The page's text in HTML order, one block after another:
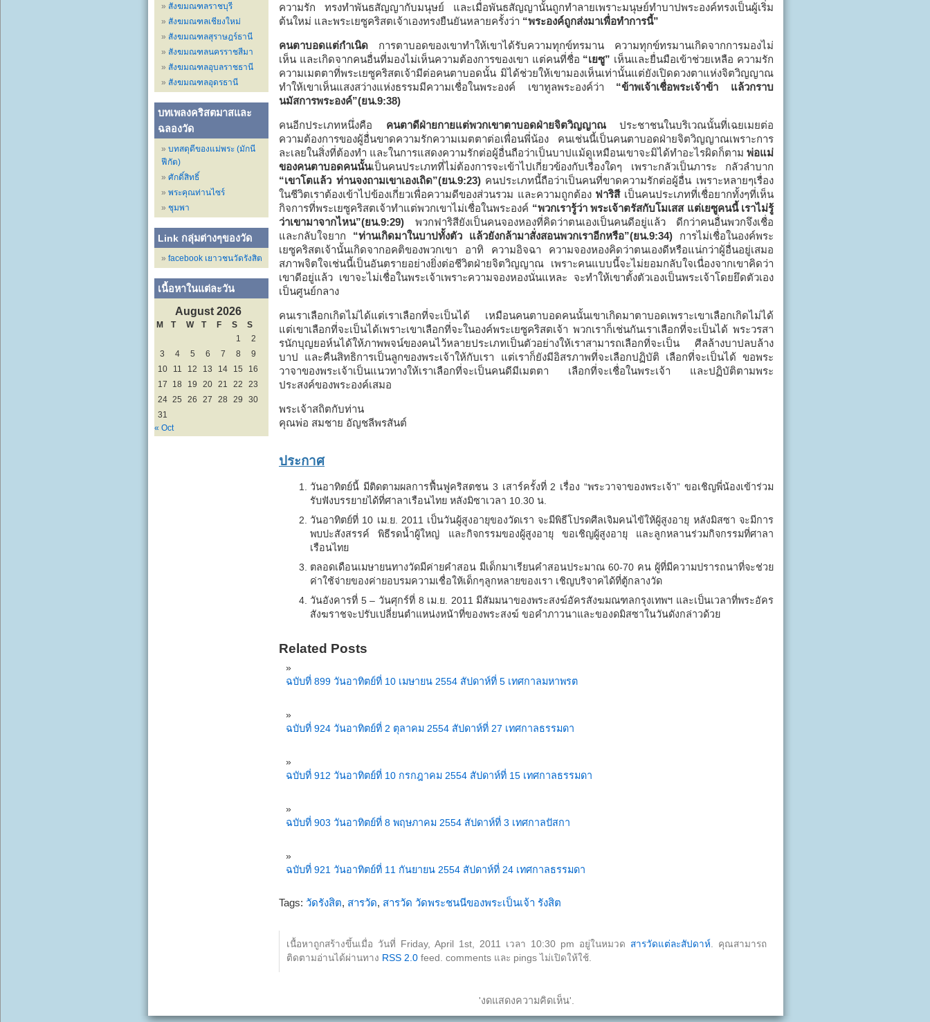
สังฆมณฑลราชบุรี
สังฆมณฑลเชียงใหม่
สังฆมณฑลสุราษฎร์ธานี
สังฆมณฑลนครราชสีมา
สังฆมณฑลอุบลราชธานี
สังฆมณฑลอุดรธานี
บทเพลงคริสตมาสและ
ฉลองวัด
บทสดุดีของแม่พระ (มักนี
ฟีกัต)
ศักดิ์สิทธิ์
พระคุณท่านไซร์
ชุมพา
Link กลุ่มต่างๆของวัด
facebook เยาวชนวัดรังสิต
เนื้อหาในแต่ละวัน
August 2026
M T W T F S
S
1
2
3
4 5 6 7 8
9
10
11 12 13 14 15
16
17
18 19 20 21 22
23
24 25 26 27 28 29
30
31
« Oct
ความรัก ทรงทำพันธสัญญากับมนุษย์ และเมื่อพันธสัญญานั้นถูกทำลายเพราะมนุษย์ทำบาปพระองค์ทรงเป็นผู้เริ่ม
ต้นใหม่ และพระเยซูคริสตเจ้าเองทรงยืนยันหลายครั้งว่า “พระองค์ถูกส่งมาเพื่อทำการนี้”
คนตาบอดแต่กำเนิด การตาบอดของเขาทำให้เขาได้รับความทุกข์ทรมาน ความทุกข์ทรมานเกิดจากการมองไม่
เห็น และเกิดจากคนอื่นที่มองไม่เห็นความต้องการของเขา แต่คนที่ชื่อ “เยซู” เห็นและยื่นมือเข้าช่วยเหลือ ความรัก
ความเมตตาที่พระเยซูคริสตเจ้ามีต่อคนตาบอดนั้น มิได้ช่วยให้เขามองเห็นเท่านั้นแต่ยังเปิดดวงตาแห่งจิตวิญญาณ
ทำให้เขาเห็นแสงสว่างแห่งธรรมมีความเชื่อในพระองค์ เขาทูลพระองค์ว่า “ข้าพเจ้าเชื่อพระเจ้าข้า แล้วกราบ
นมัสการพระองค์”(ยน.9:38)
คนอีกประเภทหนึ่งคือ คนตาดีฝ่ายกายแต่พวกเขาตาบอดฝ่ายจิตวิญญาณประชาชนในบริเวณนั้นที่เฉยเมยต่อ
ความต้องการของผู้อื่นขาดความรักความเมตตาต่อเพื่อนพี่น้อง คนเช่นนี้เป็นคนตาบอดฝ่ายจิตวิญญาณเพราะการ
ละเลยในสิ่งที่ต้องทำ และในการแสดงความรักต่อผู้อื่นถือว่าเป็นบาปแม้ดูเหมือนเขาจะมิได้ทำอะไรผิดก็ตาม พ่อแม่
ของคนตาบอดคนนั้นเป็นคนประเภทที่ไม่ต้องการจะเข้าไปเกี่ยวข้องกับเรื่องใดๆ เพราะกลัวเป็นภาระ กลัวลำบาก
“เขาโตแล้ว ท่านจงถามเขาเองเถิด”(ยน.9:23)คนประเภทนี้ถือว่าเป็นคนที่ขาดความรักต่อผู้อื่น เพราะหลายๆเรื่อง
ในชีวิตเราต้องเข้าไปข้องเกี่ยวเพื่อความดีของส่วนรวม และความถูกต้อง ฟาริสีเป็นคนประเภทที่เชื่อยากทั้งๆที่เห็น
กิจการที่พระเยซูคริสตเจ้าทำแต่พวกเขาไม่เชื่อในพระองค์ “พวกเรารู้ว่า พระเจ้าตรัสกับโมเสส แต่เยซูคนนี้ เราไม่รู้
ว่าเขามาจากไหน”(ยน.9:29) พวกฟาริสียังเป็นคนจองหองที่คิดว่าตนเองเป็นคนดีอยู่แล้ว ดีกว่าคนอื่นพวกจึงเชื่อ
และกลับใจยาก “ท่านเกิดมาในบาปทั้งตัว แล้วยังกล้ามาสั่งสอนพวกเราอีกหรือ”(ยน.9:34) การไม่เชื่อในองค์พระ
เยซูคริสตเจ้านั้นเกิดจากอคติของพวกเขา อาทิ ความอิจฉา ความจองหองคิดว่าตนเองดีหรือแน่กว่าผู้อื่นอยู่เสมอ
สภาพจิตใจเช่นนี้เป็นอันตรายอย่างยิ่งต่อชีวิตฝ่ายจิตวิญญาณ เพราะคนแบบนี้จะไม่ยอมกลับใจเนื่องจากเขาคิดว่า
เขาดีอยู่แล้ว เขาจะไม่เชื่อในพระเจ้าเพราะความจองหองนั่นแหละ จะทำให้เขาตั้งตัวเองเป็นพระเจ้าโดยยึดตัวเอง
เป็นศูนย์กลาง
คนเราเลือกเกิดไม่ได้แต่เราเลือกที่จะเป็นได้ เหมือนคนตาบอดคนนั้นเขาเกิดมาตาบอดเพราะเขาเลือกเกิดไม่ได้
แต่เขาเลือกที่จะเป็นได้เพราะเขาเลือกที่จะในองค์พระเยซูคริสตเจ้า พวกเราก็เช่นกันเราเลือกที่จะเป็นได้ พระวรสา
รนักบุญยอห์นได้ให้ภาพพจน์ของคนไว้หลายประเภทเป็นตัวอย่างให้เราสามารถเลือกที่จะเป็น ศีลล้างบาปลบล้าง
บาป และคืนสิทธิการเป็นลูกของพระเจ้าให้กับเรา แต่เราก็ยังมีอิสรภาพที่จะเลือกปฏิบัติ เลือกที่จะเป็นได้ ขอพระ
วาจาของพระเจ้าเป็นแนวทางให้เราเลือกที่จะเป็นคนดีมีเมตตา เลือกที่จะเชื่อในพระเจ้า และปฏิบัติตามพระ
ประสงค์ของพระองค์เสมอ
พระเจ้าสถิตกับท่าน
คุณพ่อ สมชาย อัญชลีพรสันต์
ประกาศ
วันอาทิตย์นี้ มีติดตามผลการฟื้นฟูคริสตชน 3 เสาร์ครั้งที่ 2 เรื่อง “พระวาจาของพระเจ้า” ขอเชิญพี่น้องเข้าร่วม
รับฟังบรรยายได้ที่ศาลาเรือนไทย หลังมิซาเวลา 10.30 น.
วันอาทิตย์ที่ 10 เม.ย. 2011 เป็นวันผู้สูงอายุของวัดเรา จะมีพิธีโปรดศีลเจิมคนไข้ให้ผู้สูงอายุ หลังมิสซา จะมีการ
พบปะสังสรรค์ พิธีรดน้ำผู้ใหญ่ และกิจกรรมของผู้สูงอายุ ขอเชิญผู้สูงอายุ และลูกหลานร่วมกิจกรรมที่ศาลา
เรือนไทย
ตลอดเดือนเมษายนทางวัดมีค่ายคำสอน มีเด็กมาเรียนคำสอนประมาณ 60-70 คน ผู้ที่มีความปรารถนาที่จะช่วย
ค่าใช้จ่ายของค่ายอบรมความเชื่อให้เด็กๆลูกหลายของเรา เชิญบริจาคได้ที่ตู้กลางวัด
วันอังคารที่ 5 – วันศุกร์ที่ 8 เม.ย. 2011 มีสัมมนาของพระสงฆ์อัครสังฆมณฑลกรุงเทพฯ และเป็นเวลาที่พระอัคร
สังฆราชจะปรับเปลี่ยนตำแหน่งหน้าที่ของพระสงฆ์ ขอคำภาวนาและของดมิสซาในวันดังกล่าวด้วย
Related Posts
ฉบับที่ 899 วันอาทิตย์ที่ 10 เมษายน 2554 สัปดาห์ที่ 5 เทศกาลมหาพรต
ฉบับที่ 924 วันอาทิตย์ที่ 2 ตุลาคม 2554 สัปดาห์ที่ 27 เทศกาลธรรมดา
ฉบับที่ 912 วันอาทิตย์ที่ 10 กรกฎาคม 2554 สัปดาห์ที่ 15 เทศกาลธรรมดา
ฉบับที่ 903 วันอาทิตย์ที่ 8 พฤษภาคม 2554 สัปดาห์ที่ 3 เทศกาลปัสกา
ฉบับที่ 921 วันอาทิตย์ที่ 11 กันยายน 2554 สัปดาห์ที่ 24 เทศกาลธรรมดา
Tags: วัดรังสิต, สารวัด, สารวัด วัดพระชนนีของพระเป็นเจ้า รังสิต
เนื้อหาถูกสร้างขึ้นเมื่อ วันที่ Friday, April 1st, 2011 เวลา 10:30 pm อยู่ในหมวด สารวัดแต่ละสัปดาห์. คุณสามารถ
ติดตามอ่านได้ผ่านทาง RSS 2.0 feed. comments และ pings ไม่เปิดให้ใช้.
'งดแสดงความคิดเห็น'.